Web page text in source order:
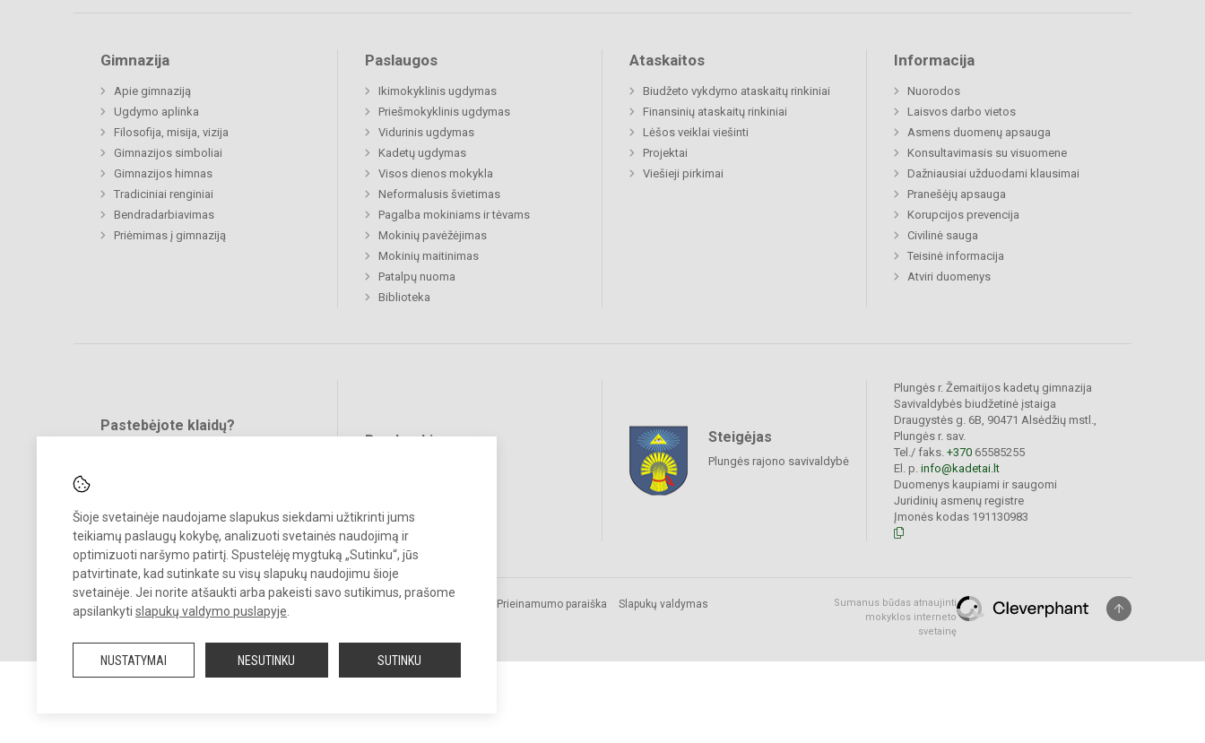
Šioje svetainėje naudojame slapukus siekdami užtikrinti jums
teikiamų paslaugų kokybę, analizuoti svetainės naudojimą ir
optimizuoti naršymo patirtį. Spustelėję mygtuką „Sutinku“, jūs
patvirtinate, kad sutinkate su visų slapukų naudojimu šioje
svetainėje. Jei norite atšaukti arba pakeisti savo sutikimus, prašome
apsilankyti slapukų valdymo puslapyje
NUSTATYMAI NESUTINKU SUTINKU
Gimnazija
Apie gimnaziją
Ugdymo aplinka
Filosofija, misija, vizija
Gimnazijos simboliai
Gimnazijos himnas
Tradiciniai renginiai
Bendradarbiavimas
Priėmimas į gimnaziją
Paslaugos
Ikimokyklinis ugdymas
Priešmokyklinis ugdymas
Vidurinis ugdymas
Kadetų ugdymas
Visos dienos mokykla
Neformalusis švietimas
Pagalba mokiniams ir tėvams
Mokinių pavėžėjimas
Mokinių maitinimas
Patalpų nuoma
Biblioteka
Ataskaitos
Biudžeto vykdymo ataskaitų rinkiniai
Finansinių ataskaitų rinkiniai
Lėšos veiklai viešinti
Projektai
Viešieji pirkimai
Informacija
Nuorodos
Laisvos darbo vietos
Asmens duomenų apsauga
Konsultavimasis su visuomene
Dažniausiai užduodami klausimai
Pranešėjų apsauga
Korupcijos prevencija
Civilinė sauga
Teisinė informacija
Atviri duomenys
Pastebėjote klaidų?
Bendraukime Steigėjas
Plungės rajono savivaldybė
Plungės r. Žemaitijos kadetų gimnazija
Savivaldybės biudžetinė įstaiga
Draugystės g. 6B, 90471 Alsėdžių mstl.,
Plungės r. sav.
Tel./ faks. +370 65585255
El. p. info@kadetai.lt
Duomenys kaupiami ir saugomi
Juridinių asmenų registre
Įmonės kodas 191130983
© 2025. Plungės r. Žemaitijos kadetų gimnazija. Visos teisės saugomos.
Kopijuoti turinį be raštiško įstaigos administracijos sutikimo griežtai
Prieinamumo paraiška Slapukų valdymas
Sumanus būdas atnaujinti
mokyklos interneto
svetainę